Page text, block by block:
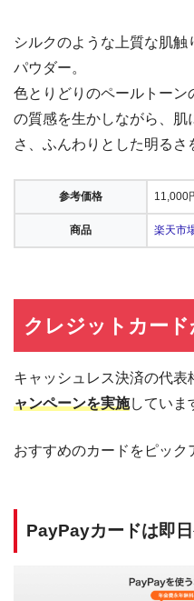
シルクのような上質な肌触
パウダー。
色とりどりのペールトーン
の質感を生かしながら、
さ、ふんわりとした明るさ
参考価格 11,000
商品 楽天市
クレジットカー
キャッシュレス決済の代表
ャンペーンを実施していま
おすすめのカードをピック
PayPayカードは即